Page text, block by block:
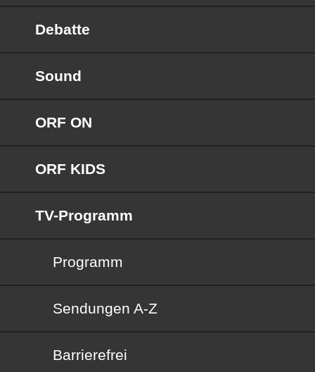
Debatte
Sound
ORF ON
ORF KIDS
TV-Programm
Programm
Sendungen von A bis Z
Sendungen A-Z
Barrierefrei
Barrierefrei